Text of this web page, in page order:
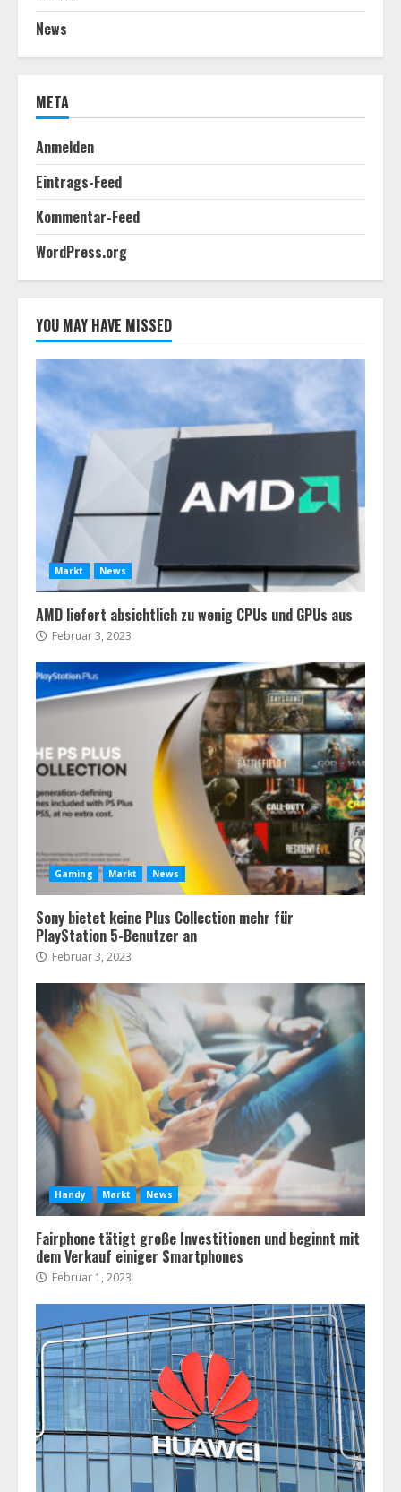
News
META
Anmelden
Eintrags-Feed
Kommentar-Feed
WordPress.org
YOU MAY HAVE MISSED
Markt News
AMD liefert absichtlich zu wenig CPUs und GPUs aus
Februar 3, 2023
Gaming Markt News
Sony bietet keine Plus Collection mehr für
PlayStation 5-Benutzer an
Februar 3, 2023
Handy Markt News
Fairphone tätigt große Investitionen und beginnt mit
dem Verkauf einiger Smartphones
Februar 1, 2023